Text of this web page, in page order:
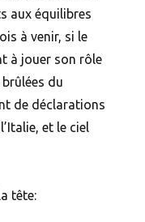
aux équilibres
à venir, si le
à jouer son rôle
du
de déclarations
et le ciel
tête: